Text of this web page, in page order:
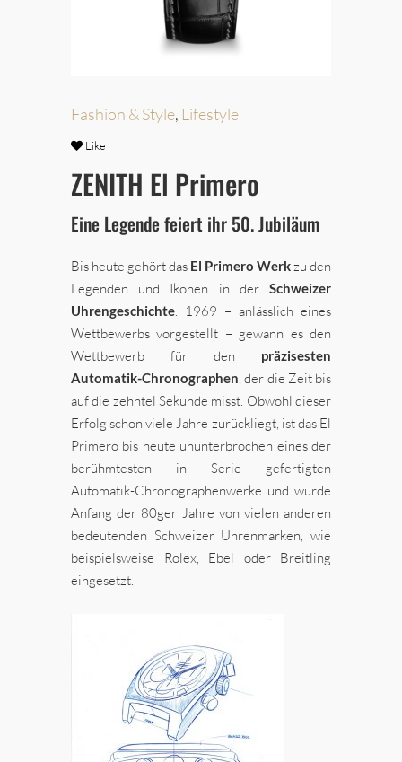
Fashion & Style, Lifestyle
Like
ZENITH El Primero
Eine Legende feiert ihr 50. Jubiläum
Bis heute gehört das El Primero Werkzu den
Legenden und Ikonen in der Schweizer
Uhrengeschichte. 1969 – anlässlich eines
Wettbewerbs vorgestellt – gewann es den
Wettbewerb für den präzisesten
Automatik-Chronographen, der die Zeit bis
auf die zehntel Sekunde misst. Obwohl dieser
Erfolg schon viele Jahre zurückliegt, ist das El
Primero bis heute ununterbrochen eines der
berühmtesten in Serie gefertigten
Automatik-Chronographenwerke und wurde
Anfang der 80ger Jahre von vielen anderen
bedeutenden Schweizer Uhrenmarken, wie
beispielsweise Rolex, Ebel oder Breitling
eingesetzt.